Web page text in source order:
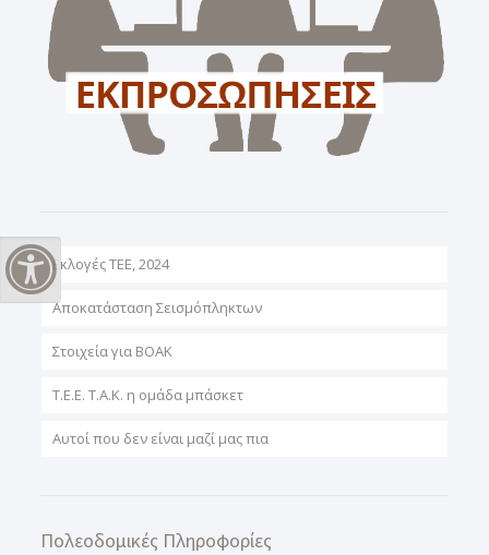
Εναλλαγή Υψηλής Αντίθεσης
Εκλογές ΤΕΕ, 2024
Αποκατάσταση Σεισμόπληκτων
Στοιχεία για ΒΟΑΚ
T.E.E. T.A.K. η ομάδα μπάσκετ
Αυτοί που δεν είναι μαζί μας πια
Πολεοδομικές Πληροφορίες